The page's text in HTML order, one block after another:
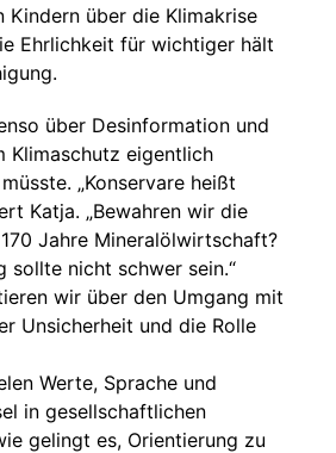
Kindern über die Klimakrise
Ehrlichkeit für wichtiger hält
über Desinformation und
Klimaschutz eigentlich
„Konservare heißt
Katja. „Bewahren wir die
Jahre Mineralölwirtschaft?
sollte nicht schwer sein.“
wir über den Umgang mit
Unsicherheit und die Rolle
Werte, Sprache und
in gesellschaftlichen
gelingt es, Orientierung zu